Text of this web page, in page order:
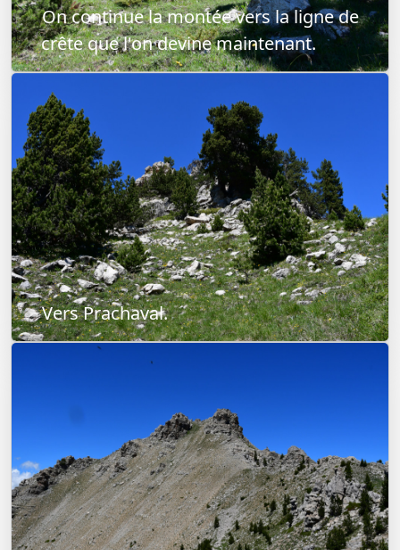
On continue la montée vers la ligne de
crête que l'on devine maintenant.
Vers Prachaval.